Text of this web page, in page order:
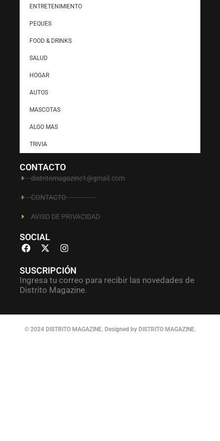
ENTRETENIMIENTO
PEQUES
FOOD & DRINKS
SALUD
HOGAR
AUTOS
MASCOTAS
ALGO MAS
TRIVIA
CONTACTO
distritomagazine1@gmail.com
CONTACTO
AVISO DE PRIVACIDAD
SOCIAL
SUSCRIPCIÓN
Ingresa tu correo para recibir las novedades de
Distrito Magazine.
© 2024 DISTRITO MAGAZINE. Designed by DISTRITO MAGAZINE.